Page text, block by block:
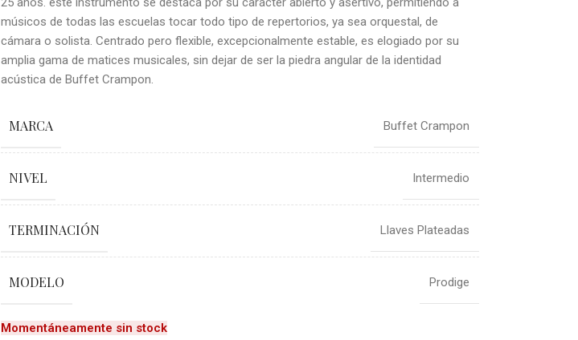
músicos de todas las escuelas tocar todo tipo de repertorios, ya sea orquestal, de
cámara o solista. Centrado pero flexible, excepcionalmente estable, es elogiado por su
amplia gama de matices musicales, sin dejar de ser la piedra angular de la identidad
acústica de Buffet Crampon.
MARCA Buffet Crampon
NIVEL Intermedio
TERMINACIÓN Llaves Plateadas
MODELO Prodige
Momentáneamente sin stock